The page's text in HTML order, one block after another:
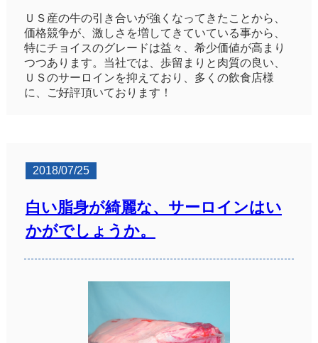
ＵＳ産の牛の引き合いが強くなってきたことから、
価格競争が、激しさを増してきていている事から、
特にチョイスのグレードは益々、希少価値が高まり
つつあります。当社では、歩留まりと肉質の良い、
ＵＳのサーロインを抑えており、多くの飲食店様
に、ご好評頂いております！
2018/07/25
白い脂身が綺麗な、サーロインはい
かがでしょうか。